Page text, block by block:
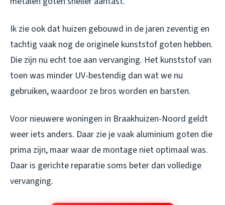
Ik zie ook dat huizen gebouwd in de jaren zeventig en
tachtig vaak nog de originele kunststof goten hebben.
Die zijn nu echt toe aan vervanging. Het kunststof van
toen was minder UV-bestendig dan wat we nu
gebruiken, waardoor ze bros worden en barsten.
Voor nieuwere woningen in Braakhuizen-Noord geldt
weer iets anders. Daar zie je vaak aluminium goten die
prima zijn, maar waar de montage niet optimaal was.
Daar is gerichte reparatie soms beter dan volledige
vervanging.